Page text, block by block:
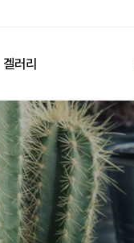
겔러리